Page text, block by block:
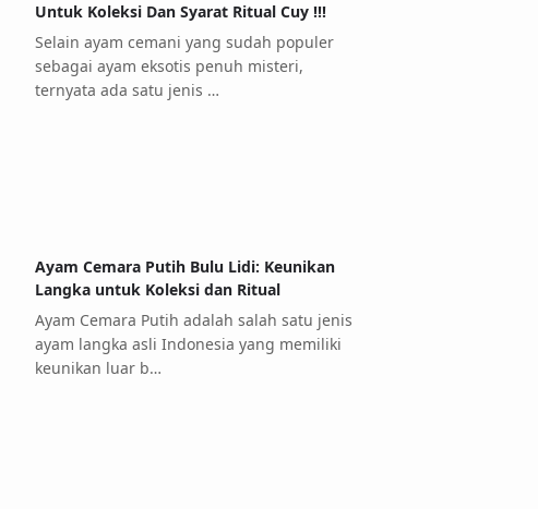
Untuk Koleksi Dan Syarat Ritual Cuy !!!
Selain ayam cemani yang sudah populer
sebagai ayam eksotis penuh misteri,
ternyata ada satu jenis …
Ayam Cemara Putih Bulu Lidi: Keunikan
Langka untuk Koleksi dan Ritual
Ayam Cemara Putih adalah salah satu jenis
ayam langka asli Indonesia yang memiliki
keunikan luar b…